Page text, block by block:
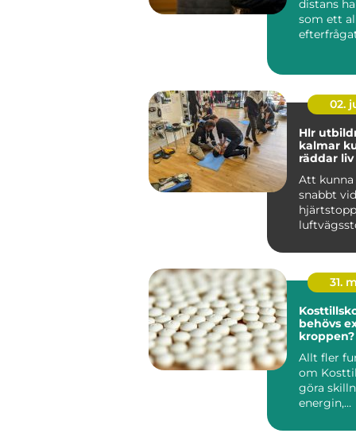
distans
som ett
02.
Hlr
kalmar kunskap som
räddar liv
Att kunna
snabbt
liv och...
31.
Kosttillskott
behövs
kroppen?
Allt fler
om
göra
energin,
det